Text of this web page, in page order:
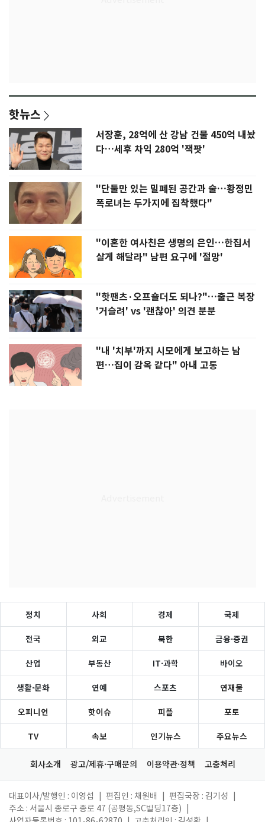
핫뉴스
서장훈, 28억에 산 강남 건물 450억 내놨
다…세후 차익 280억 '잭팟'
"단둘만 있는 밀폐된 공간과 술…황정민
폭로녀는 두가지에 집착했다"
"이혼한 여사친은 생명의 은인…한집서
살게 해달라" 남편 요구에 '절망'
"핫팬츠·오프숄더도 되나?"…출근 복장
'거슬려' vs '괜찮아' 의견 분분
"내 '치부'까지 시모에게 보고하는 남
편…집이 감옥 같다" 아내 고통
정치 사회 경제 국제
전국 외교 북한 금융·증권
산업 부동산 IT·과학 바이오
생활·문화 연예 스포츠 연재물
오피니언 핫이슈 피플 포토
TV 속보 인기뉴스 주요뉴스
회사소개 광고/제휴·구매문의 이용약관·정책 고충처리
대표이사/발행인 : 이영섭 편집인 : 채원배 편집국장 : 김기성
주소 : 서울시 종로구 종로 47 (공평동,SC빌딩17층)